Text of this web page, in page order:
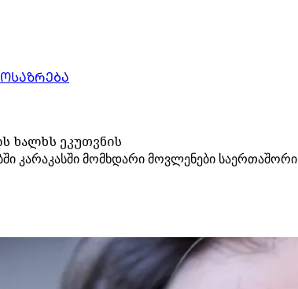
ხალხს ეკუთვნის
კარაკასში მომხდარი მოვლენები